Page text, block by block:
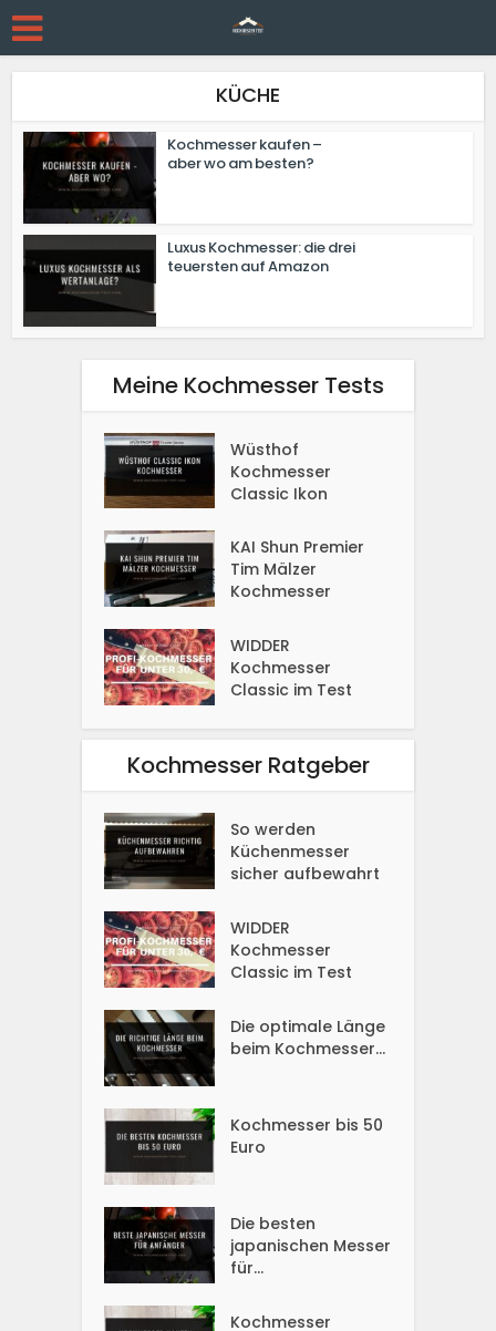
KÜCHE
Kochmesser kaufen –
aber wo am besten?
Luxus Kochmesser: die drei
teuersten auf Amazon
Meine Kochmesser Tests
Wüsthof
Kochmesser
Classic Ikon
KAI Shun Premier
Tim Mälzer
Kochmesser
WIDDER
Kochmesser
Classic im Test
Kochmesser Ratgeber
So werden
Küchenmesser
sicher aufbewahrt
WIDDER
Kochmesser
Classic im Test
Die optimale Länge
beim Kochmesser...
Kochmesser bis 50
Euro
Die besten
japanischen Messer
für...
Kochmesser